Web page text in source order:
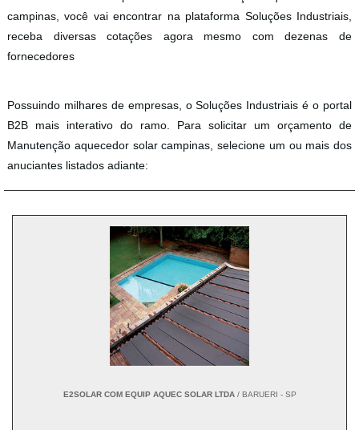
campinas, você vai encontrar na plataforma Soluções Industriais,
receba diversas cotações agora mesmo com dezenas de
fornecedores
Possuindo milhares de empresas, o Soluções Industriais é o portal
B2B mais interativo do ramo. Para solicitar um orçamento de
Manutenção aquecedor solar campinas, selecione um ou mais dos
anuciantes listados adiante:
E2SOLAR COM EQUIP AQUEC SOLAR LTDA/ BARUERI - SP